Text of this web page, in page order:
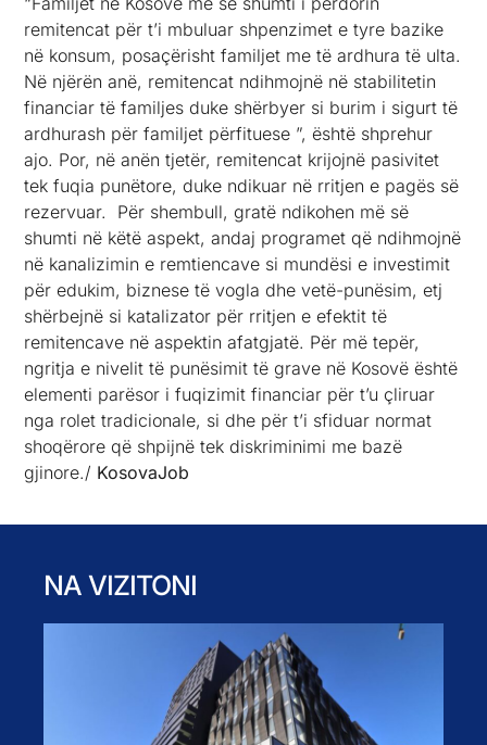
shumti në këtë aspekt, andaj programet që ndihmojnë
në kanalizimin e remtiencave si mundësi e investimit
për edukim, biznese të vogla dhe vetë-punësim, etj
shërbejnë si katalizator për rritjen e efektit të
remitencave në aspektin afatgjatë. Për më tepër,
ngritja e nivelit të punësimit të grave në Kosovë është
elementi parësor i fuqizimit financiar për t’u çliruar
nga rolet tradicionale, si dhe për t’i sfiduar normat
shoqërore që shpijnë tek diskriminimi me bazë
gjinore./KosovaJob
NA VIZITONI